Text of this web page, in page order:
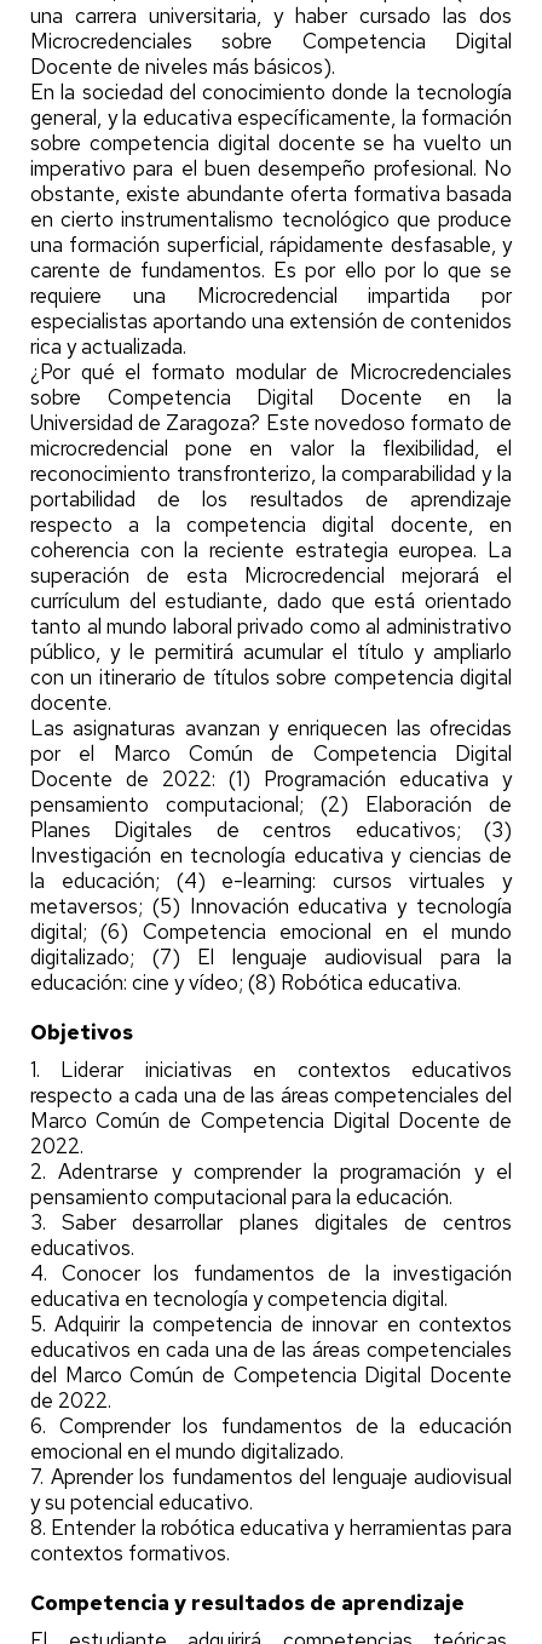
una carrera universitaria, y haber cursado las dos
Microcredenciales sobre Competencia Digital
Docente de niveles más básicos).
En la sociedad del conocimiento donde la tecnología
general, y la educativa específicamente, la formación
sobre competencia digital docente se ha vuelto un
imperativo para el buen desempeño profesional. No
obstante, existe abundante oferta formativa basada
en cierto instrumentalismo tecnológico que produce
una formación superficial, rápidamente desfasable, y
carente de fundamentos. Es por ello por lo que se
requiere una Microcredencial impartida por
especialistas aportando una extensión de contenidos
rica y actualizada.
¿Por qué el formato modular de Microcredenciales
sobre Competencia Digital Docente en la
Universidad de Zaragoza? Este novedoso formato de
microcredencial pone en valor la flexibilidad, el
reconocimiento transfronterizo, la comparabilidad y la
portabilidad de los resultados de aprendizaje
respecto a la competencia digital docente, en
coherencia con la reciente estrategia europea. La
superación de esta Microcredencial mejorará el
currículum del estudiante, dado que está orientado
tanto al mundo laboral privado como al administrativo
público, y le permitirá acumular el título y ampliarlo
con un itinerario de títulos sobre competencia digital
docente.
Las asignaturas avanzan y enriquecen las ofrecidas
por el Marco Común de Competencia Digital
Docente de 2022: (1) Programación educativa y
pensamiento computacional; (2) Elaboración de
Planes Digitales de centros educativos; (3)
Investigación en tecnología educativa y ciencias de
la educación; (4) e-learning: cursos virtuales y
metaversos; (5) Innovación educativa y tecnología
digital; (6) Competencia emocional en el mundo
digitalizado; (7) El lenguaje audiovisual para la
educación: cine y vídeo; (8) Robótica educativa.
Objetivos
1. Liderar iniciativas en contextos educativos
respecto a cada una de las áreas competenciales del
Marco Común de Competencia Digital Docente de
2022.
2. Adentrarse y comprender la programación y el
pensamiento computacional para la educación.
3. Saber desarrollar planes digitales de centros
educativos.
4. Conocer los fundamentos de la investigación
educativa en tecnología y competencia digital.
5. Adquirir la competencia de innovar en contextos
educativos en cada una de las áreas competenciales
del Marco Común de Competencia Digital Docente
de 2022.
6. Comprender los fundamentos de la educación
emocional en el mundo digitalizado.
7. Aprender los fundamentos del lenguaje audiovisual
y su potencial educativo.
8. Entender la robótica educativa y herramientas para
contextos formativos.
Competencia y resultados de aprendizaje